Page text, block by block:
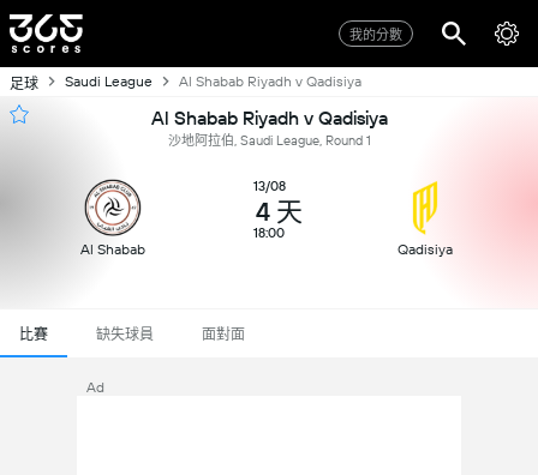
我的分數
足球 Saudi League Al Shabab Riyadh v Qadisiya
Al Shabab Riyadh v Qadisiya
沙地阿拉伯, Saudi League, Round 1
Al Shabab
13/08
4 天
18:00
Qadisiya
比賽 缺失球員 面對面
Ad